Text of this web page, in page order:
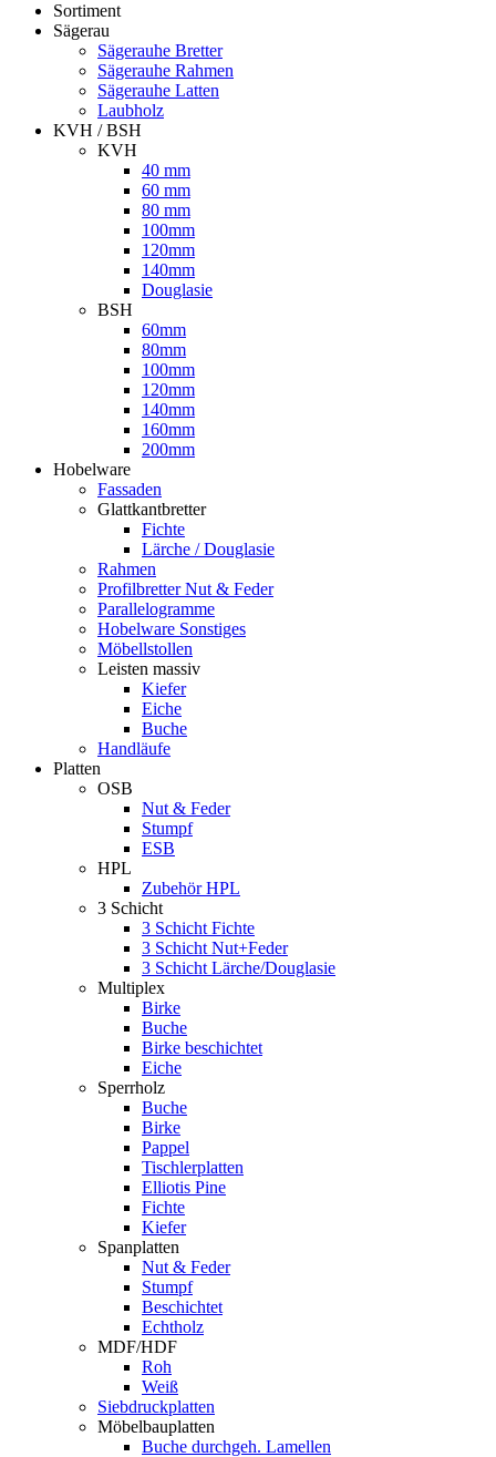
Sortiment
Sägerau
Sägerauhe Bretter
Sägerauhe Rahmen
Sägerauhe Latten
Laubholz
KVH / BSH
KVH
40 mm
60 mm
80 mm
100mm
120mm
140mm
Douglasie
BSH
60mm
80mm
100mm
120mm
140mm
160mm
200mm
Hobelware
Fassaden
Glattkantbretter
Fichte
Lärche / Douglasie
Rahmen
Profilbretter Nut & Feder
Parallelogramme
Hobelware Sonstiges
Möbellstollen
Leisten massiv
Kiefer
Eiche
Buche
Handläufe
Platten
OSB
Nut & Feder
Stumpf
ESB
HPL
Zubehör HPL
3 Schicht
3 Schicht Fichte
3 Schicht Nut+Feder
3 Schicht Lärche/Douglasie
Multiplex
Birke
Buche
Birke beschichtet
Eiche
Sperrholz
Buche
Birke
Pappel
Tischlerplatten
Elliotis Pine
Fichte
Kiefer
Spanplatten
Nut & Feder
Stumpf
Beschichtet
Echtholz
MDF/HDF
Roh
Weiß
Siebdruckplatten
Möbelbauplatten
Buche durchgeh. Lamellen